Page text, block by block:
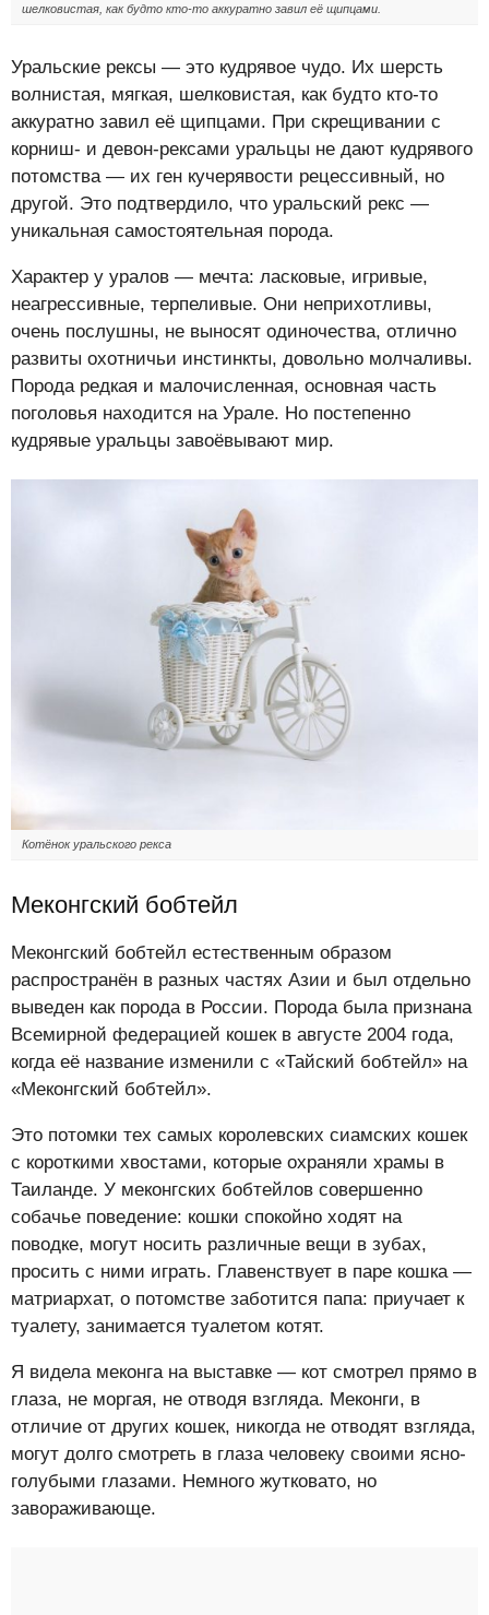
шелковистая, как будто кто-то аккуратно завил её щипцами.
Уральские рексы — это кудрявое чудо. Их шерсть
волнистая, мягкая, шелковистая, как будто кто-то
аккуратно завил её щипцами. При скрещивании с
корниш- и девон-рексами уральцы не дают кудрявого
потомства — их ген кучерявости рецессивный, но
другой. Это подтвердило, что уральский рекс —
уникальная самостоятельная порода.
Характер у уралов — мечта: ласковые, игривые,
неагрессивные, терпеливые. Они неприхотливы,
очень послушны, не выносят одиночества, отлично
развиты охотничьи инстинкты, довольно молчаливы.
Порода редкая и малочисленная, основная часть
поголовья находится на Урале. Но постепенно
кудрявые уральцы завоёвывают мир.
Котёнок уральского рекса
Меконгский бобтейл
Меконгский бобтейл естественным образом
распространён в разных частях Азии и был отдельно
выведен как порода в России. Порода была признана
Всемирной федерацией кошек в августе 2004 года,
когда её название изменили с «Тайский бобтейл» на
«Меконгский бобтейл».
Это потомки тех самых королевских сиамских кошек
с короткими хвостами, которые охраняли храмы в
Таиланде. У меконгских бобтейлов совершенно
собачье поведение: кошки спокойно ходят на
поводке, могут носить различные вещи в зубах,
просить с ними играть. Главенствует в паре кошка —
матриархат, о потомстве заботится папа: приучает к
туалету, занимается туалетом котят.
Я видела меконга на выставке — кот смотрел прямо в
глаза, не моргая, не отводя взгляда. Меконги, в
отличие от других кошек, никогда не отводят взгляда,
могут долго смотреть в глаза человеку своими ясно-
голубыми глазами. Немного жутковато, но
завораживающе.